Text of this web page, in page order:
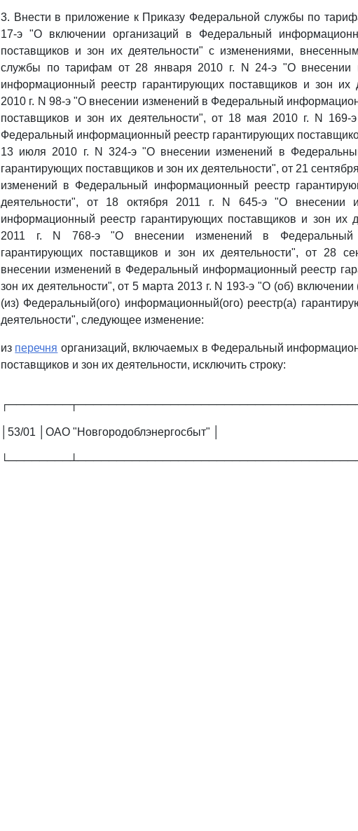
3. Внести в приложение к Приказу Федеральной службы по
17-э "О включении организаций в Федеральный
поставщиков и зон их деятельности" с изменениями,
службы по тарифам от 28 января 2010 г. N 24-э "О внесении
информационный реестр гарантирующих поставщиков и зон их
2010 г. N 98-э "О внесении изменений в Федеральный
поставщиков и зон их деятельности", от 18 мая 2010 г. N
Федеральный информационный реестр гарантирующих
13 июля 2010 г. N 324-э "О внесении изменений в
гарантирующих поставщиков и зон их деятельности", от 21
изменений в Федеральный информационный реестр
деятельности", от 18 октября 2011 г. N 645-э "О внесении
информационный реестр гарантирующих поставщиков и зон их
2011 г. N 768-э "О внесении изменений в Федеральный
гарантирующих поставщиков и зон их деятельности", от 28
внесении изменений в Федеральный информационный реестр
зон их деятельности", от 5 марта 2013 г. N 193-э "О (об)
(из) Федеральный(ого) информационный(ого) реестр(а)
деятельности", следующее изменение:
из перечня организаций, включаемых в Федеральный
поставщиков и зон их деятельности, исключить строку:
│53/01 │ОАО "Новгородоблэнергосбыт" │